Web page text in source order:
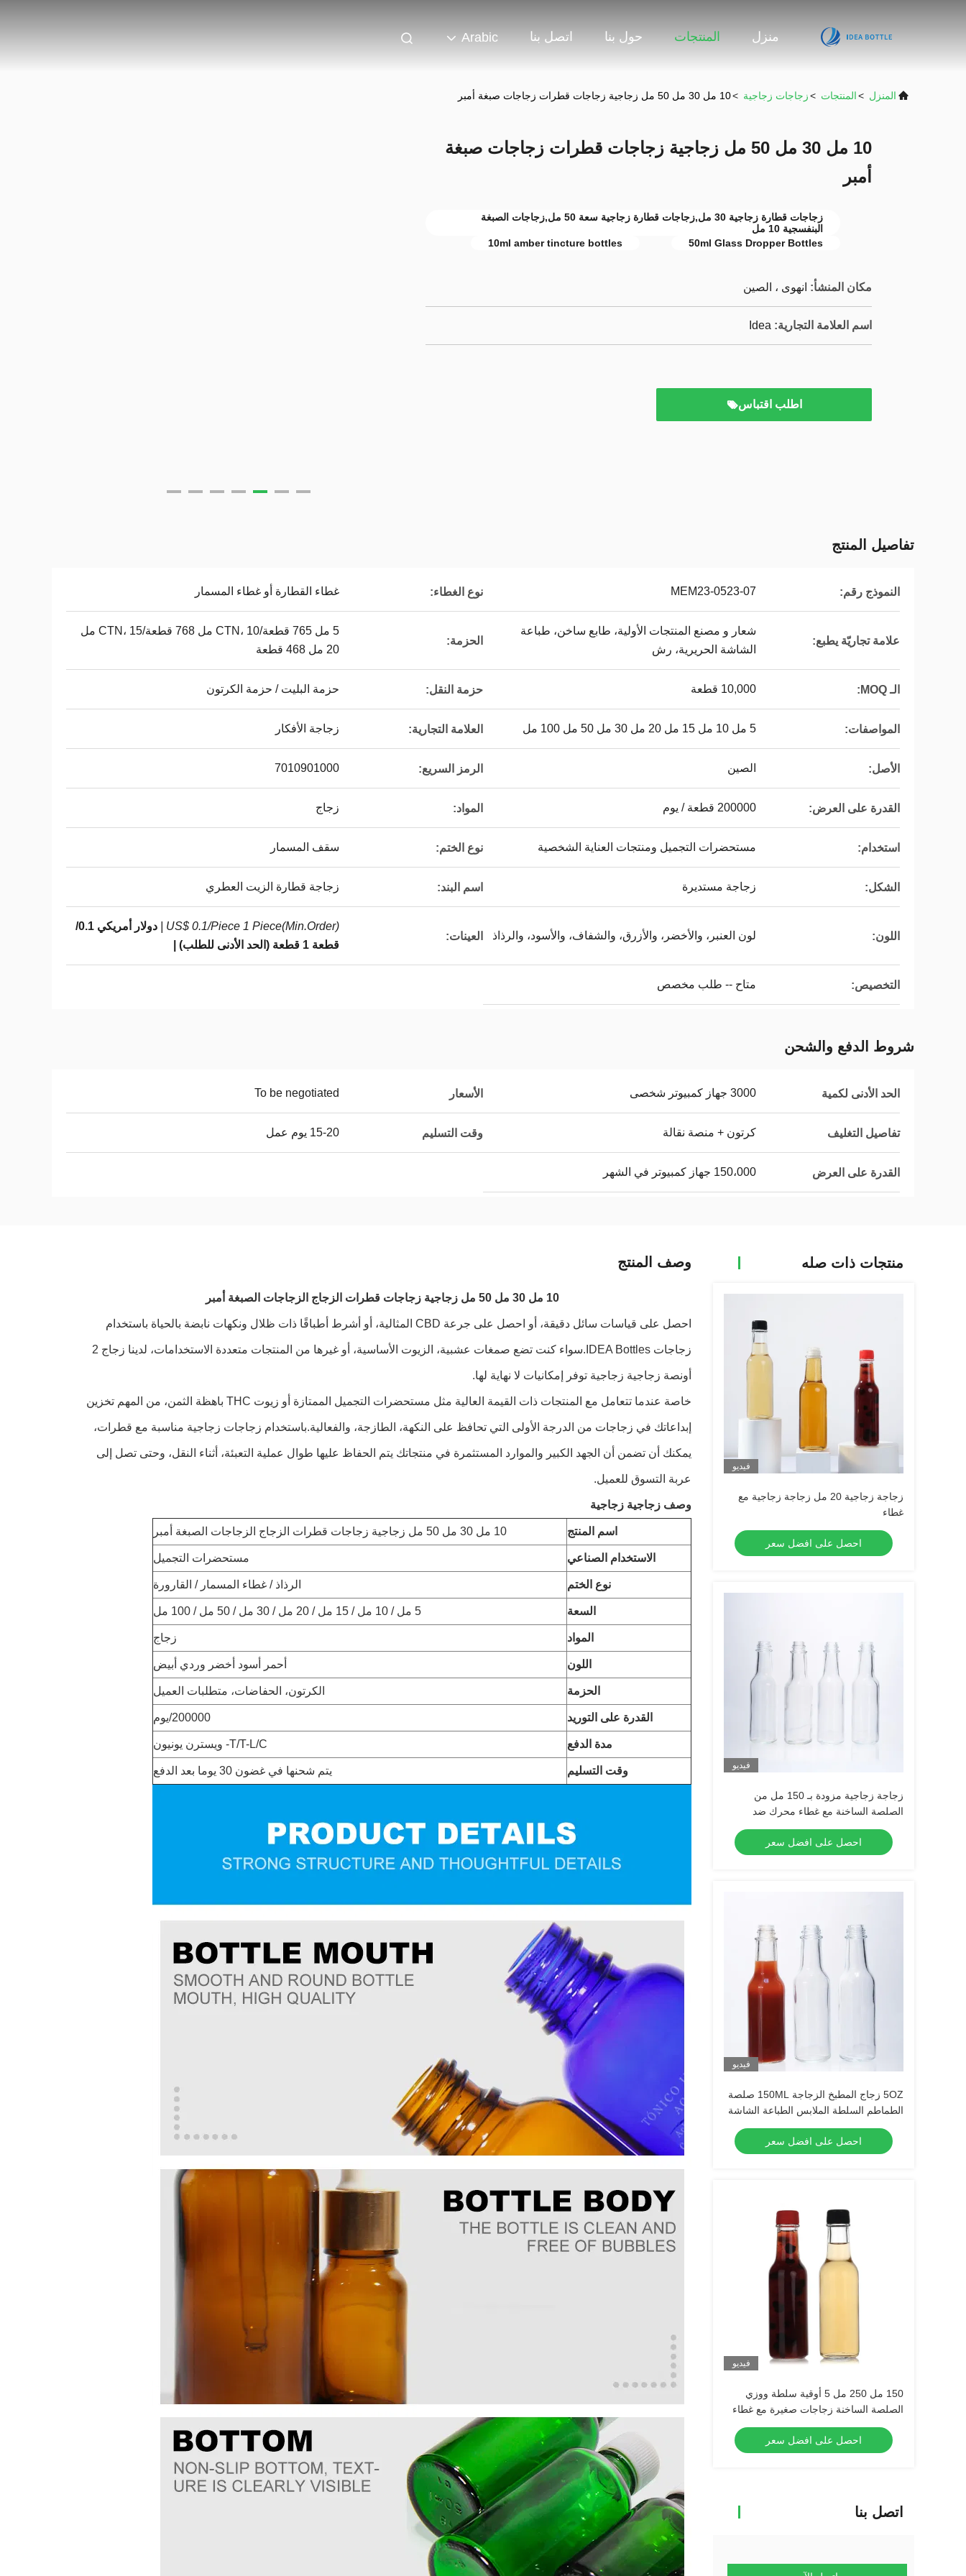
منزل المنتجات حول بنا اتصل بنا Arabic
المنزل >المنتجات >زجاجات زجاجية >10 مل 30 مل 50 مل زجاجية زجاجات قطرات زجاجات صبغة أمبر
10 مل 30 مل 50 مل زجاجية زجاجات قطرات زجاجات صبغة
أمبر
زجاجات قطارة زجاجية 30 مل,زجاجات قطارة زجاجية سعة 50 مل,زجاجات الصبغة
البنفسجية 10 مل
50ml Glass Dropper Bottles
10ml amber tincture bottles
مكان المنشأ: انهوى ، الصين
اسم العلامة التجارية: Idea
اطلب اقتباس
تفاصيل المنتج
النموذج رقم: MEM23-0523-07 نوع الغطاء: غطاء القطارة أو غطاء المسمار
علامة تجاريّة يطبع:
شعار و مصنع المنتجات الأولية، طابع ساخن، طباعة
الشاشة الحريرية، رش
الحزمة:
5 مل 765 قطعة/CTN، 10 مل 768 قطعة/CTN، 15 مل
20 مل 468 قطعة
الـ MOQ: 10,000 قطعة حزمة النقل: حزمة البليت / حزمة الكرتون
المواصفات: 5 مل 10 مل 15 مل 20 مل 30 مل 50 مل 100 مل العلامة التجارية: زجاجة الأفكار
الأصل: الصين الرمز السريع: 7010901000
القدرة على العرض: 200000 قطعة / يوم المواد: زجاج
استخدام: مستحضرات التجميل ومنتجات العناية الشخصية نوع الختم: سقف المسمار
الشكل: زجاجة مستديرة اسم البند: زجاجة قطارة الزيت العطري
اللون: لون العنبر، والأخضر، والأزرق، والشفاف، والأسود، والرذاذ العينات:
US$ 0.1/Piece 1 Piece(Min.Order) |
دولار أمريكي 0.1/
قطعة 1 قطعة (الحد الأدنى للطلب) |
التخصيص: متاح -- طلب مخصص
شروط الدفع والشحن
الحد الأدنى لكمية 3000 جهاز كمبيوتر شخصى الأسعار To be negotiated
تفاصيل التغليف كرتون + منصة نقالة وقت التسليم 15-20 يوم عمل
القدرة على العرض 150،000 جهاز كمبيوتر في الشهر
منتجات ذات صله
فيديو
زجاجة زجاجية 20 مل زجاجة زجاجية مع
غطاء
احصل على افضل سعر
فيديو
زجاجة زجاجية مزودة بـ 150 مل من
الصلصة الساخنة مع غطاء محرك ضد
التسرب
احصل على افضل سعر
فيديو
5OZ زجاج المطبخ الزجاجة 150ML صلصة
الطماطم السلطة الملابس الطباعة الشاشة
احصل على افضل سعر
فيديو
150 مل 250 مل 5 أوقية سلطة ووزي
الصلصة الساخنة زجاجات صغيرة مع غطاء
أسود مضاد للفشار
احصل على افضل سعر
اتصل بنا
وصف المنتج
10 مل 30 مل 50 مل زجاجية زجاجات قطرات الزجاج الزجاجات الصبغة أمبر
احصل على قياسات سائل دقيقة، أو احصل على جرعة CBD المثالية، أو أشرط أطباقًا ذات ظلال ونكهات نابضة بالحياة باستخدام
زجاجات IDEA Bottles.سواء كنت تضع صمغات عشبية، الزيوت الأساسية، أو غيرها من المنتجات متعددة الاستخدامات، لدينا زجاج 2
أونصة زجاجية زجاجية توفر إمكانيات لا نهاية لها.
خاصة عندما تتعامل مع المنتجات ذات القيمة العالية مثل مستحضرات التجميل الممتازة أو زيوت THC باهظة الثمن، من المهم تخزين
إبداعاتك في زجاجات من الدرجة الأولى التي تحافظ على النكهة، الطازجة، والفعالية.باستخدام زجاجات زجاجية مناسبة مع قطرات،
يمكنك أن تضمن أن الجهد الكبير والموارد المستثمرة في منتجاتك يتم الحفاظ عليها طوال عملية التعبئة، أثناء النقل، وحتى تصل إلى
عربة التسوق للعميل.
وصف زجاجية زجاجية
اسم المنتج 10 مل 30 مل 50 مل زجاجية زجاجات قطرات الزجاج الزجاجات الصبغة أمبر
الاستخدام الصناعي مستحضرات التجميل
نوع الختم الرذاذ / غطاء المسمار / القارورة
السعة 5 مل / 10 مل / 15 مل / 20 مل / 30 مل / 50 مل / 100 مل
المواد زجاج
اللون أحمر أسود أخضر وردي أبيض
الحزمة الكرتون، الحفاضات، متطلبات العميل
القدرة على التوريد 200000/يوم
مدة الدفع T/T-L/C- ويسترن يونيون
وقت التسليم يتم شحنها في غضون 30 يوما بعد الدفع